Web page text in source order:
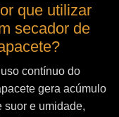
que utilizar
secador de
contínuo do
gera acúmulo
suor e umidade,